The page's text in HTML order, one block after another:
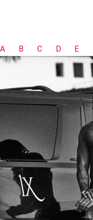
A B C D E